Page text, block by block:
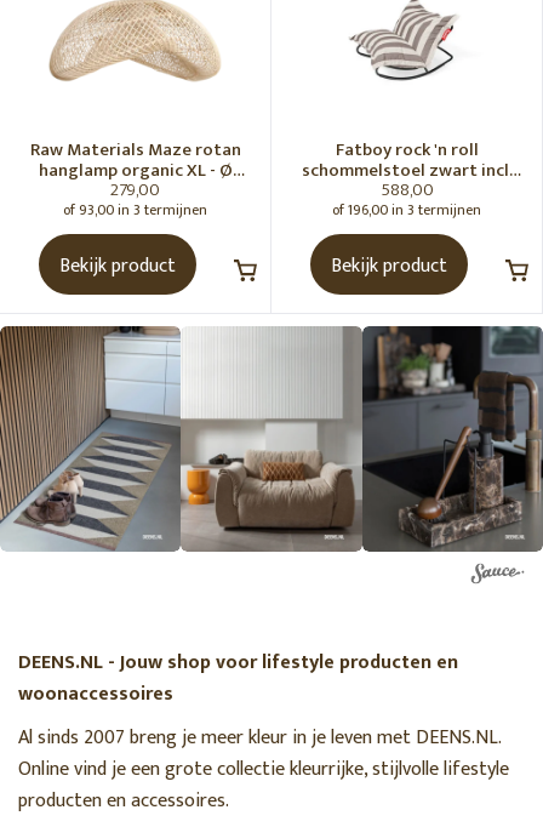
Raw Materials Maze rotan
hanglamp organic XL - Ø
75x31 cm
279,00
of 93,00 in 3 termijnen
Bekijk product
Fatboy rock 'n roll
schommelstoel zwart incl.
original Outdoor zitzak
Stripe Cacao
588,00
of 196,00 in 3 termijnen
Bekijk product
DEENS.NL - Jouw shop voor lifestyle producten en
woonaccessoires
Al sinds 2007 breng je meer kleur in je leven met DEENS.NL.
Online vind je een grote collectie kleurrijke, stijlvolle lifestyle
producten en accessoires.